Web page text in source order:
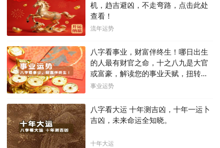
机，趋吉避凶，不走弯路，点击此处
查看！
流年运势
八字看事业，财富伴终生！哪日出生
的人最有财官之命，十之八九是大官
或富豪，解读您的事业天赋，扭转当
下不利困局！！
事业运势
八字看大运 十年测吉凶，十年一运卜
吉凶，未来命运全知晓。
十年大运